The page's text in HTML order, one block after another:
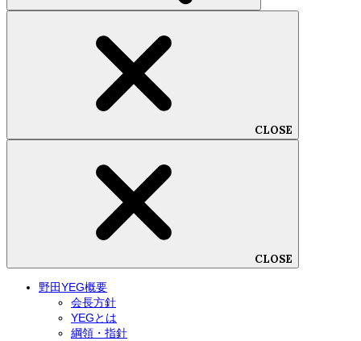
CLOSE
CLOSE
野田YEG概要
会長方針
YEGとは
綱領・指針